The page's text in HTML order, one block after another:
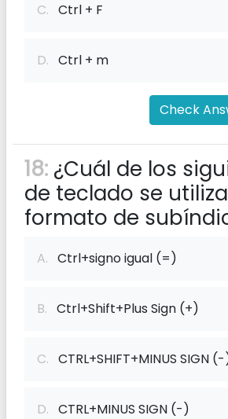
C. Ctrl + F
D. Ctrl + m
Check
18: ¿Cuál de los
de teclado se
formato de
A. Ctrl+signo igual (=)
B. Ctrl+Shift+Plus Sign (+)
C. CTRL+SHIFT+MINUS SIGN
D. CTRL+MINUS SIGN (-)